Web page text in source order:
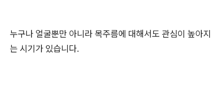
누구나 얼굴뿐만 아니라 목주름에 대해서도 관심이 높아지
는 시기가 있습니다.